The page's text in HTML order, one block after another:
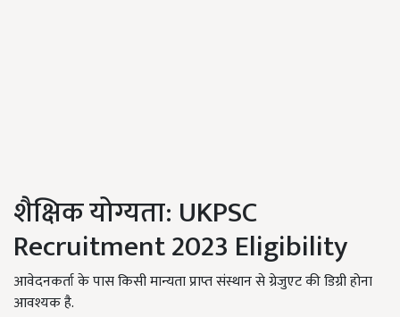
शैक्षिक योग्यता: UKPSC
Recruitment 2023 Eligibility
आवेदनकर्ता के पास किसी मान्यता प्राप्त संस्थान से ग्रेजुएट की डिग्री होना
आवश्यक है.